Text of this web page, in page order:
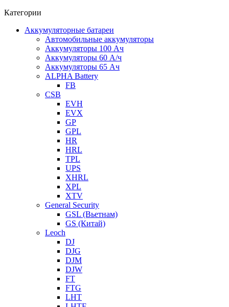
Категории
Аккумуляторные батареи
Автомобильные аккумуляторы
Аккумуляторы 100 Ач
Аккумуляторы 60 А/ч
Аккумуляторы 65 Ач
ALPHA Battery
FB
CSB
EVH
EVX
GP
GPL
HR
HRL
TPL
UPS
XHRL
XPL
XTV
General Security
GSL (Вьетнам)
GS (Китай)
Leoch
DJ
DJG
DJM
DJW
FT
FTG
LHT